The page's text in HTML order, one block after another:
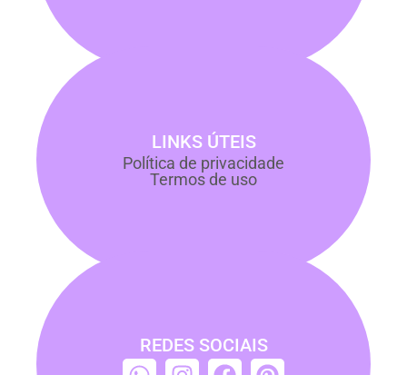
LINKS ÚTEIS
Política de privacidade
Termos de uso
REDES SOCIAIS